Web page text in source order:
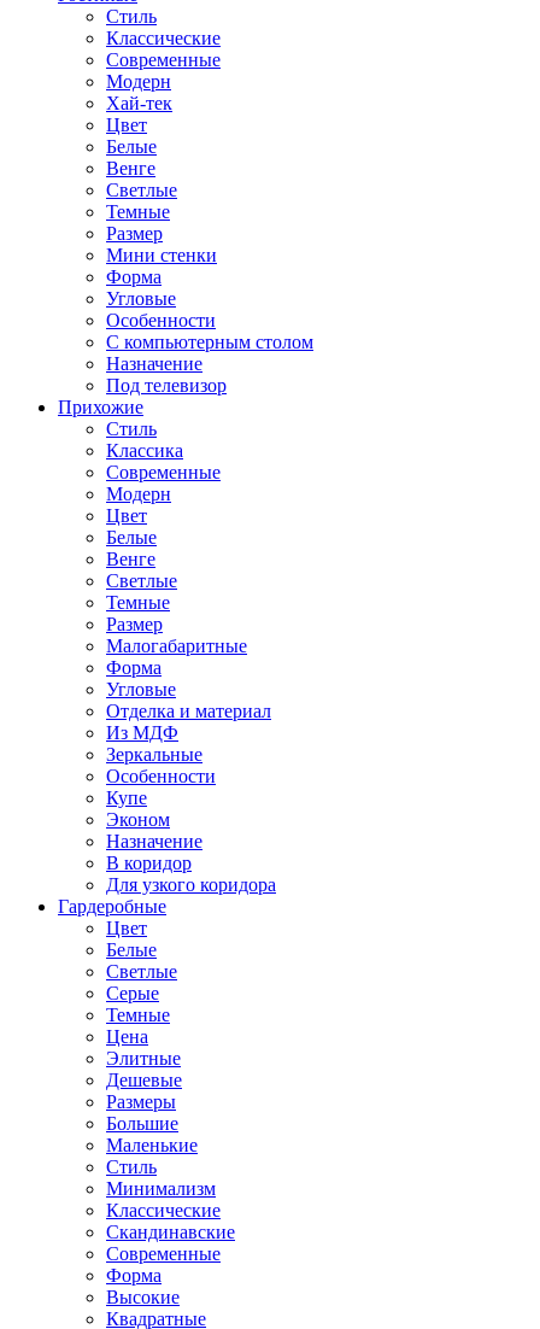
Стиль
Классические
Современные
Модерн
Хай-тек
Цвет
Белые
Венге
Светлые
Темные
Размер
Мини стенки
Форма
Угловые
Особенности
С компьютерным столом
Назначение
Под телевизор
Прихожие
Стиль
Классика
Современные
Модерн
Цвет
Белые
Венге
Светлые
Темные
Размер
Малогабаритные
Форма
Угловые
Отделка и материал
Из МДФ
Зеркальные
Особенности
Купе
Эконом
Назначение
В коридор
Для узкого коридора
Гардеробные
Цвет
Белые
Светлые
Серые
Темные
Цена
Элитные
Дешевые
Размеры
Большие
Маленькие
Стиль
Минимализм
Классические
Скандинавские
Современные
Форма
Высокие
Квадратные